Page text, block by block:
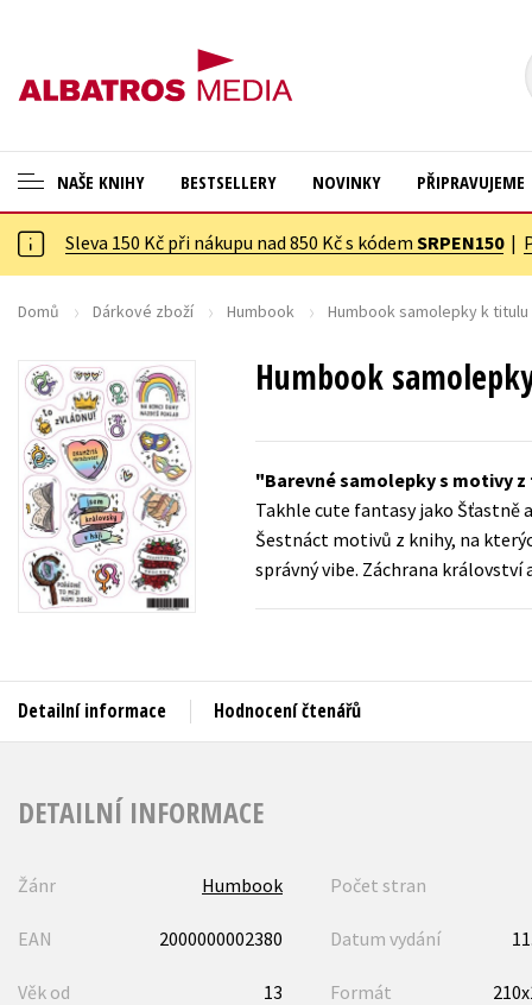
NAŠE KNIHY
ANGLICKÉ KNIHY -20 %
VÝPRODEJ -70 %
ASTERIX S DÁRKEM
🎁DÁRKOVÉ PUBLIKACE
✉️ DÁRKOVÉ POUKAZY
Auto - moto
Beletrie pro děti
Byznys a ekonomie
Cestování
Dárkové publikace
Digitální fotografie
Esoterika a duchovní svět
Historie a military
Hobby
Jazyky
Komiks
BESTSELLERY NOVINKY PŘIPRAVUJEME
Sleva 150 Kč při nákupu nad 850 Kč s kódem SRPEN150|
Domů Dárkové zboží Humbook Humbook samolepky k titulu
Humbook
Barevné samolepky s motivy
Takhle cute fantasy jako Šťastně
Šestnáct motivů z knihy, na
správný vibe. Záchrana
Detailní informace Hodnocení čtenářů
DETAILNÍ INFORMACE
Žánr Humbook Počet stran
EAN 2000000002380 Datum vydání
Věk od 13 Formát